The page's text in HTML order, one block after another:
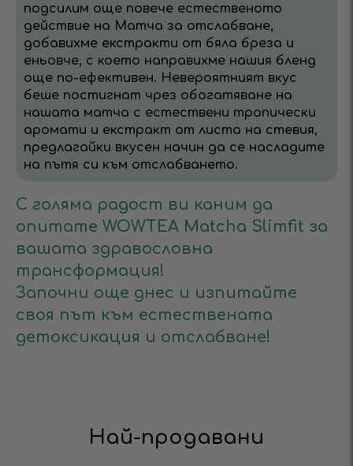
подсилим още повече естественото
действие на Матча за отслабване,
добавихме екстракти от бяла бреза и
еньовче, с което направихме нашия бленд
още по-ефективен. Невероятният вкус
беше постигнат чрез обогатяване на
нашата матча с естествени тропически
аромати и екстракт от листа на стевия,
предлагайки вкусен начин да се насладите
на пътя си към отслабването.
С голяма радост ви каним да
опитате WOWTEA Matcha Slimfit за
вашата здравословна
трансформация!
Започни още днес и изпитайте
своя път към естествената
детоксикация и отслабване!
Най-продавани